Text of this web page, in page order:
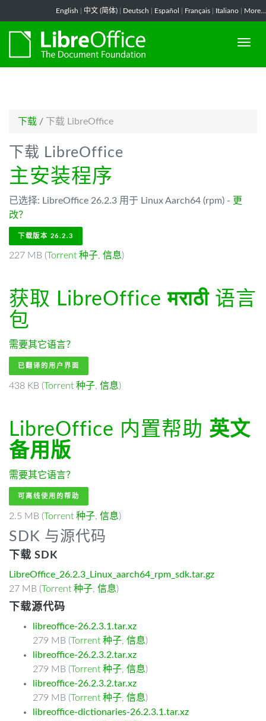
English 中文 (简体) Deutsch Español Français Italiano More...
下载 / 下载 LibreOffice
下载 LibreOffice
主安装程序
已选择: LibreOffice 26.2.3 用于 Linux Aarch64 (rpm) - 更
改？
下载版本 26.2.3
227 MB (Torrent 种子, 信息)
获取 LibreOfficeमराठी语言
包
需要其它语言？
已翻译的用户界面
438 KB (Torrent 种子, 信息)
LibreOffice 内置帮助 英文
备用版
需要其它语言？
可离线使用的帮助
2.5 MB (Torrent 种子, 信息)
SDK 与源代码
下载 SDK
LibreOffice_26.2.3_Linux_aarch64_rpm_sdk.tar.gz
27 MB (Torrent 种子, 信息)
下载源代码
libreoffice-26.2.3.1.tar.xz
279 MB (Torrent 种子, 信息)
libreoffice-26.2.3.2.tar.xz
279 MB (Torrent 种子, 信息)
libreoffice-26.2.3.2.tar.xz
279 MB (Torrent 种子, 信息)
libreoffice-dictionaries-26.2.3.1.tar.xz